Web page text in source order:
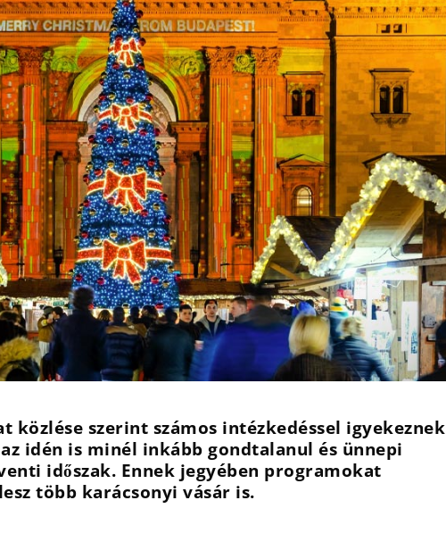
közlése szerint számos intézkedéssel igyekeznek
idén is minél inkább gondtalanul és ünnepi
időszak. Ennek jegyében programokat
több karácsonyi vásár is.